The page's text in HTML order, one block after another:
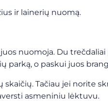
ir lainerių nuomą.
nuomoja. Du
parką, o paskui juos
Tačiau jei norite
asmeniniu lėktuvu.